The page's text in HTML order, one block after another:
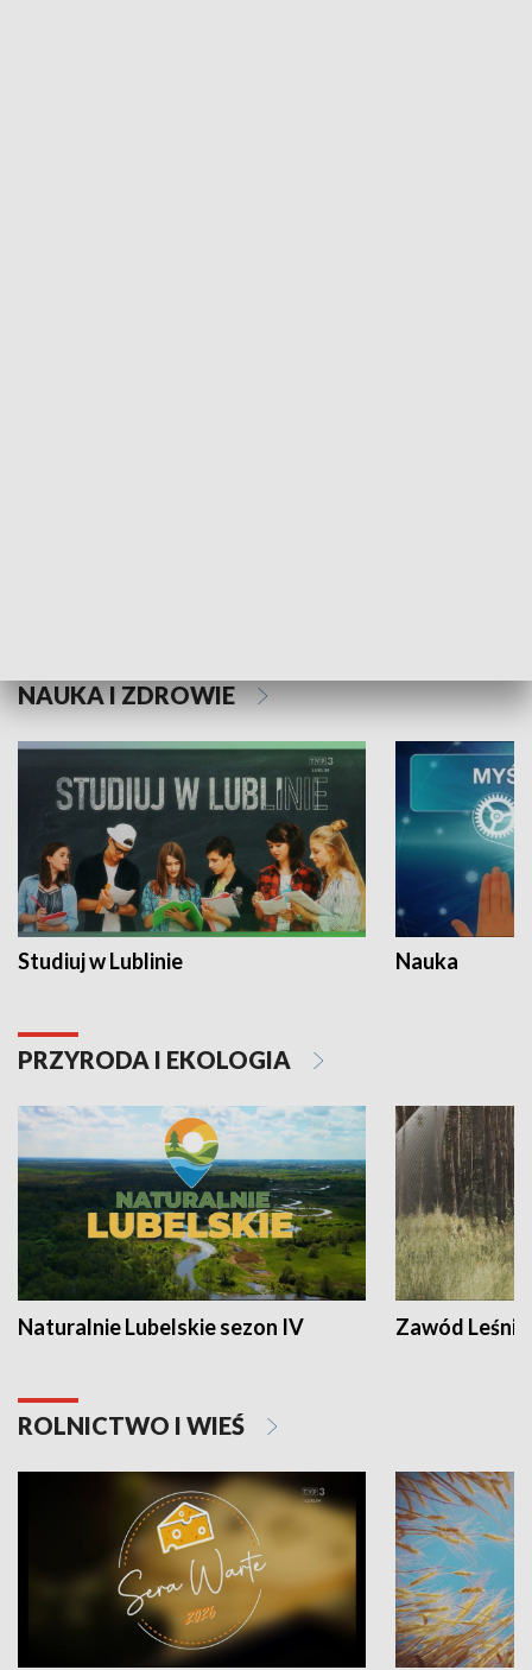
NAUKA I ZDROWIE
Studiuj w Lublinie Nauka
PRZYRODA I EKOLOGIA
Naturalnie Lubelskie sezon IV Zawód Leśnik
ROLNICTWO I WIEŚ